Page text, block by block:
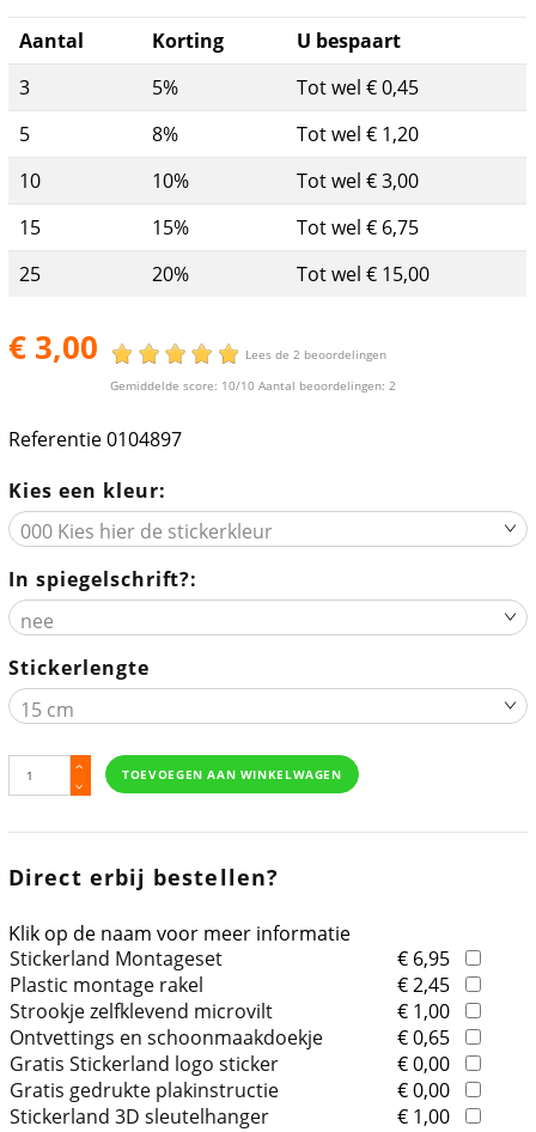
Aantal Korting
U bespaart
3
5%
Tot wel € 0,45
5
8%
Tot wel € 1,20
10
10%
Tot wel € 3,00
15
15%
Tot wel € 6,75
25
20% Tot wel € 15,00
€ 3,00
Lees de 2 beoordelingen
Gemiddelde score: 10/10 Aantal beoordelingen: 2
Referentie0104897
Kies een kleur:
In spiegelschrift?:
Stickerlengte
TOEVOEGEN AAN WINKELWAGEN
Direct erbij bestellen?
Klik op de naam voor meer informatie
Stickerland Montageset
€ 6,95
Plastic montage rakel
€ 2,45
Strookje zelfklevend microvilt
€ 1,00
Ontvettings en schoonmaakdoekje
€ 0,65
Gratis Stickerland logo sticker
€ 0,00
Gratis gedrukte plakinstructie
€ 0,00
Stickerland 3D sleutelhanger
€ 1,00